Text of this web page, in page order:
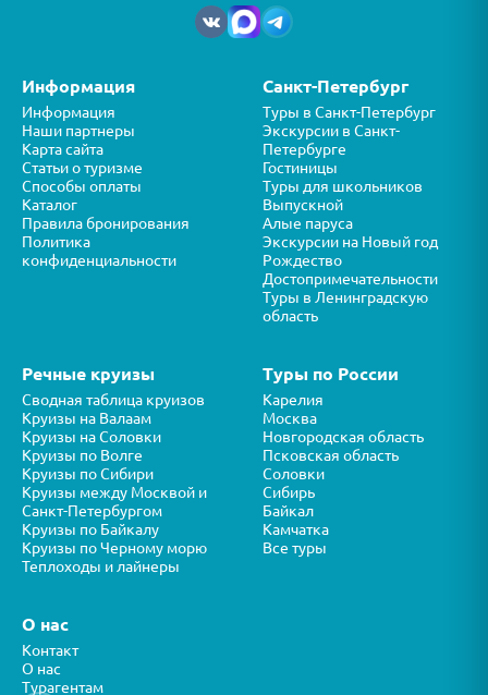
Информация
Информация
Наши партнеры
Карта сайта
Статьи о туризме
Способы оплаты
Каталог
Правила бронирования
Политика
конфиденциальности
Санкт-Петербург
Туры в Санкт-Петербург
Экскурсии в Санкт-
Петербурге
Гостиницы
Туры для школьников
Выпускной
Алые паруса
Экскурсии на Новый год
Рождество
Достопримечательности
Туры в Ленинградскую
область
Речные круизы
Сводная таблица круизов
Круизы на Валаам
Круизы на Соловки
Круизы по Волге
Круизы по Сибири
Круизы между Москвой и
Санкт-Петербургом
Круизы по Байкалу
Круизы по Черному морю
Теплоходы и лайнеры
Туры по России
Карелия
Москва
Новгородская область
Псковская область
Соловки
Сибирь
Байкал
Камчатка
Все туры
О нас
Контакт
О нас
Турагентам